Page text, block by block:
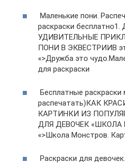
Маленькие пони.
раскраски
УДИВИТЕЛЬНЫЕ
ПОНИ В ЭКВЕСТРИИВ
«>Дружба это
для раскраски
Бесплатные раскраски
распечатать)КАК
КАРТИНКИ ИЗ
ДЛЯ ДЕВОЧЕК «ШКОЛА
«>Школа Монстров.
Раскраски для